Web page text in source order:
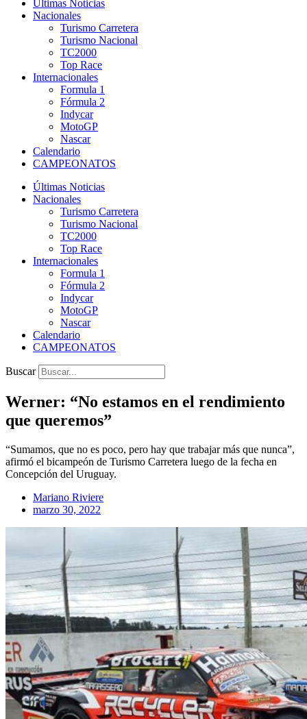
Últimas Noticias
Nacionales
Turismo Carretera
Turismo Nacional
TC2000
Top Race
Internacionales
Formula 1
Fórmula 2
Indycar
MotoGP
Nascar
Calendario
CAMPEONATOS
Últimas Noticias
Nacionales
Turismo Carretera
Turismo Nacional
TC2000
Top Race
Internacionales
Formula 1
Fórmula 2
Indycar
MotoGP
Nascar
Calendario
CAMPEONATOS
Buscar
Werner: “No estamos en el rendimiento
que queremos”
“Sumamos, que no es poco, pero hay que trabajar más que nunca”,
afirmó el bicampeón de Turismo Carretera luego de la fecha en
Concepción del Uruguay.
Mariano Riviere
marzo 30, 2022